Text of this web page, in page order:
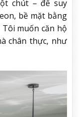
chút – để suy
bề mặt bằng
muốn căn hộ
chân thực, như